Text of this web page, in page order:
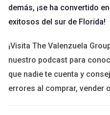
deseas ser parte de una
membresía no solo te brinda
un símbolo de confianza para
considerar el momento
comenzando tu carrera,
sin embargo, la mayoría de los
demás, ¡se ha convertido
exitosos del sur de Florida!
¡Visita The Valenzuela
nuestro podcast para
que nadie te cuenta y
errores al comprar, vender